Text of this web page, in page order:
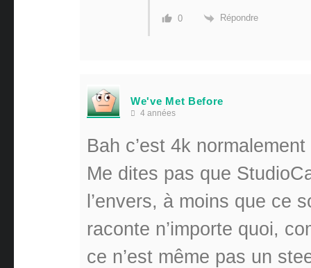
0 Répondre
We've Met Before
4 années
Bah c’est 4k
Me dites pas que
l’envers, à moins que ce
raconte n’importe quoi,
ce n’est même pas un